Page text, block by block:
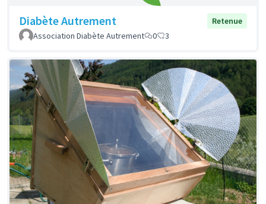
Diabète Autrement
Retenue
Association Diabète Autrement
0 3